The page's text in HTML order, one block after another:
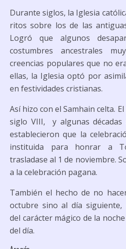
Durante siglos, la Iglesia
ritos sobre los de las
Logró que algunos
costumbres ancestrales
creencias populares que no
ellas, la Iglesia optó por
en festividades cristianas.
Así hizo con elSamhain celta.
siglo VIII, y algunas décadas
establecieron que la
instituida para honrar a
trasladase al 1 de noviembre.
a la celebración pagana.
También el hecho de no
octubre sino al día siguiente,
del carácter mágico de la
del día.